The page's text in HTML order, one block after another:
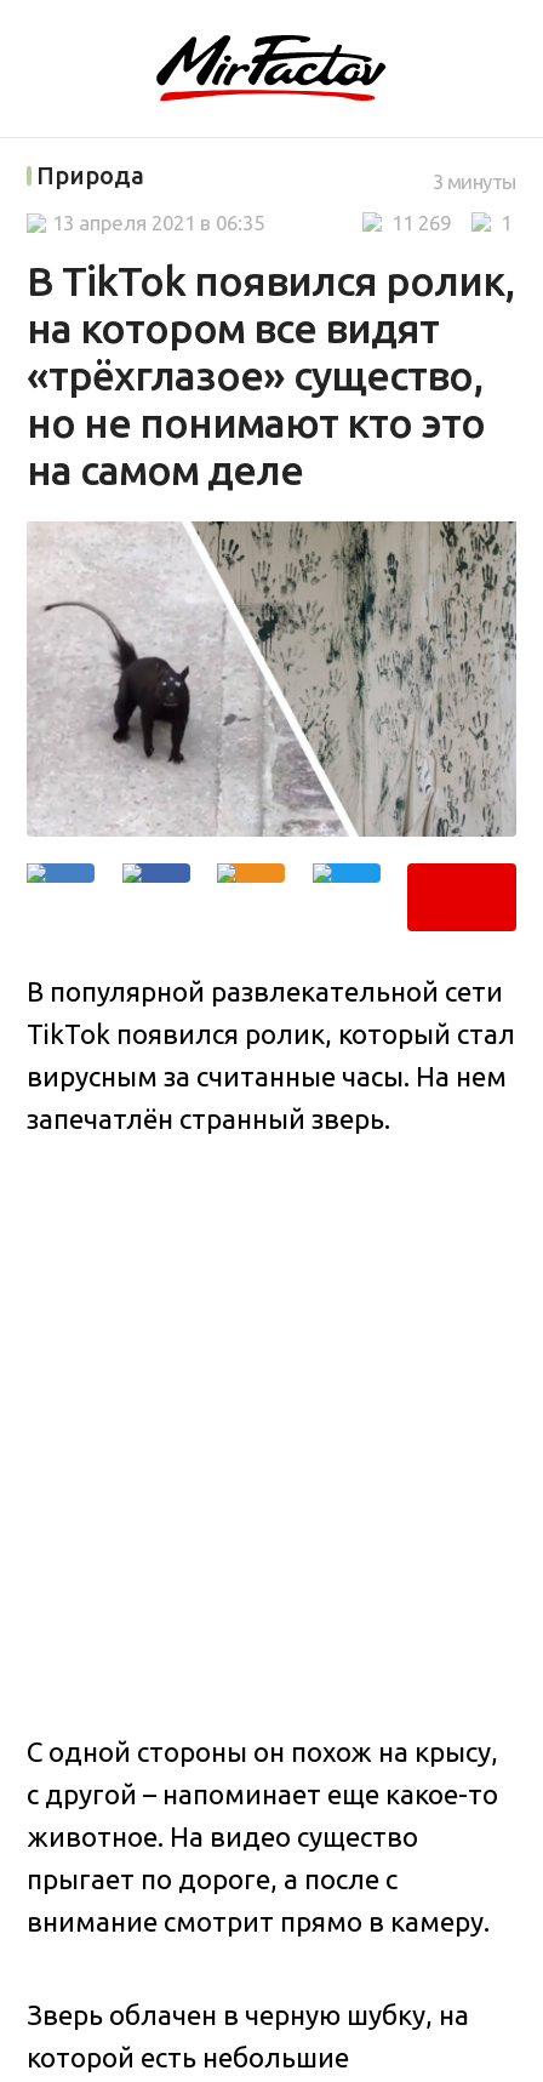
Природа
В TikTok появился ролик,
на котором все видят
«трёхглазое» существо,
но не понимают кто это
на самом деле
3 минуты
1
11 269
13 апреля 2021 в 06:35
В популярной развлекательной сети
TikTok появился ролик, который стал
вирусным за считанные часы. На нем
запечатлён странный зверь.
С одной стороны он похож на крысу,
с другой – напоминает еще какое-то
животное. На видео существо
прыгает по дороге, а после с
внимание смотрит прямо в камеру.
Зверь облачен в черную шубку, на
которой есть небольшие